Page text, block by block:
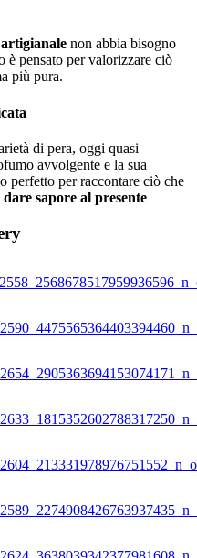
non abbia bisogno
pensato per valorizzare ciò
più pura.
di pera, oggi quasi
avvolgente e la sua
perfetto per raccontare ciò che
sapore al presente